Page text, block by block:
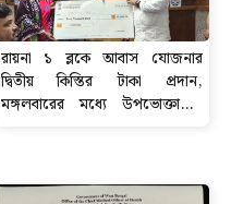
রায়না ১ ব্লকে আবাস যোজনার
দ্বিতীয় কিস্তির টাকা প্রদান,
মঙ্গলবারের মধ্যে উপভোক্তাদের